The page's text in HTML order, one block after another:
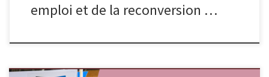
emploi et de la reconversion …